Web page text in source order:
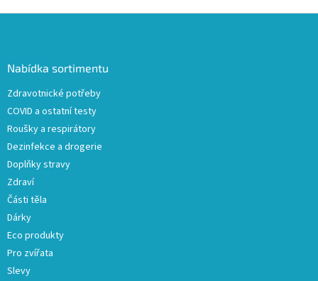
Nabídka sortimentu
Zdravotnické potřeby
COVID a ostatní testy
Roušky a respirátory
Dezinfekce a drogerie
Doplňky stravy
Zdraví
Části těla
Dárky
Eco produkty
Pro zvířata
Slevy